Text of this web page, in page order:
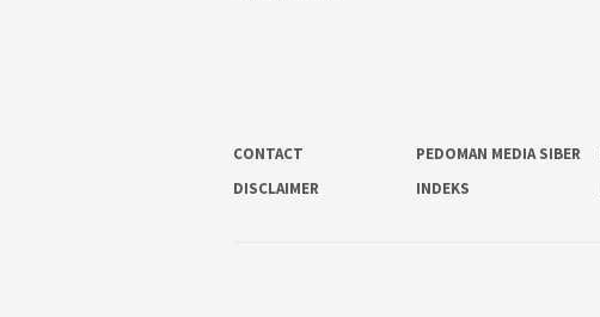
CONTACT PEDOMAN MEDIA SIBER
DISCLAIMER
INDEKS